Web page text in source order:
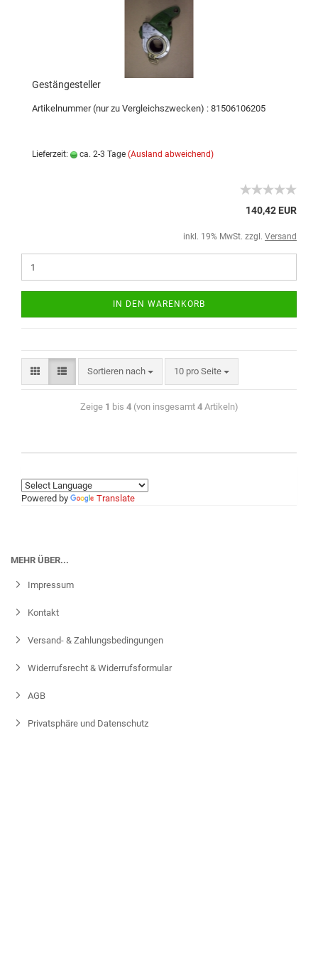
Gestängesteller
Artikelnummer (nur zu Vergleichszwecken) : 81506106205
Lieferzeit: ca. 2-3 Tage (Ausland abweichend)
140,42 EUR
inkl. 19% MwSt. zzgl. Versand
IN DEN WARENKORB
Sortieren nach 10 pro Seite
Zeige 1 bis 4(von insgesamt 4Artikeln)
Powered by Translate
MEHR ÜBER...
Impressum
Kontakt
Versand- & Zahlungsbedingungen
Widerrufsrecht & Widerrufsformular
AGB
Privatsphäre und Datenschutz